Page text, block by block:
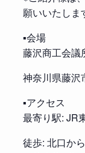
願いいたしま
▪️会場
藤沢商工会議
神奈川県藤沢
▪️アクセス
最寄り駅: JR
徒歩: 北口か